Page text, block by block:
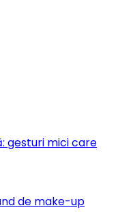
gesturi mici care
de make-up